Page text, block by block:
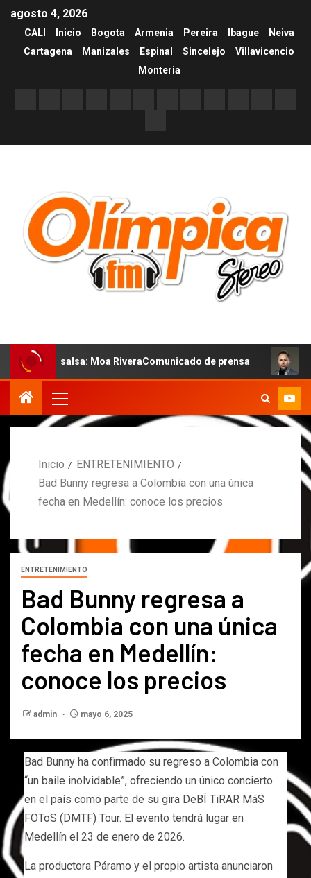
agosto 4, 2026
CALI Inicio Bogota Armenia Pereira Ibague
Neiva
Cartagena
Manizales Espinal Sincelejo
Villavicencio
Monteria
Moa RiveraComunicado de prensa MARCOS
Inicio
ENTRETENIMIENTO
Bad Bunny regresa a Colombia con una única
fecha en Medellín: conoce los precios
ENTRETENIMIENTO
Bad Bunny regresa a
Colombia con una única
fecha en Medellín:
conoce los precios
admin mayo 6, 2025
Bad Bunny ha confirmado su regreso a Colombia con
“un baile inolvidable”, ofreciendo un único concierto
en el país como parte de su gira DeBÍ TiRAR MáS
FOToS (DMTF) Tour. El evento tendrá lugar en
Medellín el 23 de enero de 2026.
La productora Páramo y el propio artista anunciaron